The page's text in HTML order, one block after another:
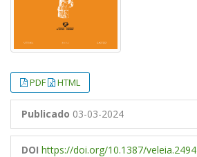
PDF HTML
Publicado 03-03-2024
DOI https://doi.org/10.1387/